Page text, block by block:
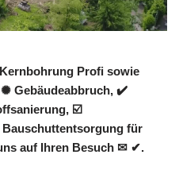
Profi sowie
Gebäudeabbruch, ✔️
☑️
für
auf Ihren Besuch ✉ ✔.